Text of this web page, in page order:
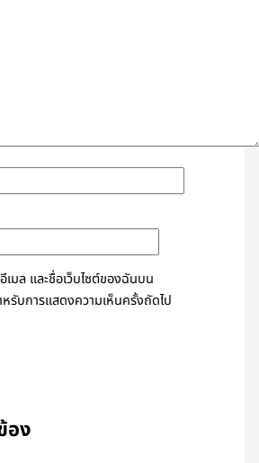
มล และชื่อเว็บไซต์ของฉันบน
หรับการแสดงความเห็นครั้งถัดไป
อง